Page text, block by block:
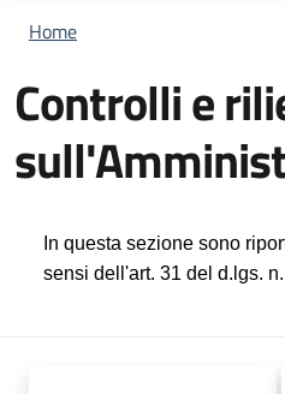
Briciole di pane
Home
Controlli e
In questa sezione sono
sensi dell'art. 31 del d.lgs.